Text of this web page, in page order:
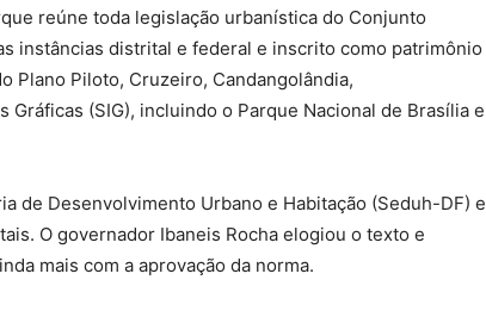
reúne toda legislação urbanística do Conjunto
instâncias distrital e federal e inscrito como patrimônio
Plano Piloto, Cruzeiro, Candangolândia,
(SIG), incluindo o Parque Nacional de Brasília e
de Desenvolvimento Urbano e Habitação (Seduh-DF) e
O governador Ibaneis Rocha elogiou o texto e
mais com a aprovação da norma.